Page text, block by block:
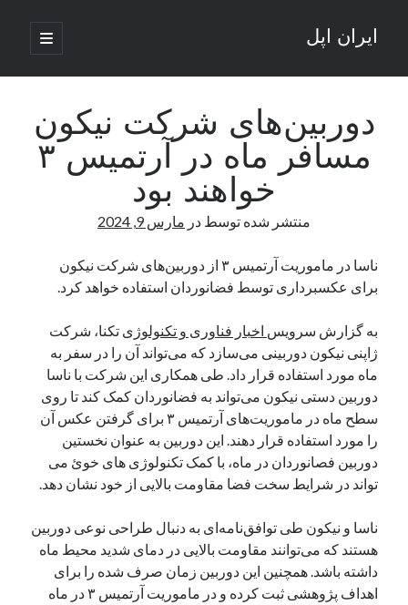
ایران اپل
باز
کردن
اصلی
نوار
نوشته‌های تازه
راه‌های اتصال موبایل و کامپیوتر به یکدیگر: تجربه‌ای یکپارچه و کاربردی
انتقاد کاربران از اتمام زودهنگام بسته‌های اینترنت ایرانسل همزمان با شرایط
ادعای نت‌بلاکس: قطعی اینترنت ایران بیش از 120 ساعت ادامه یافت؛ اتصال
کشور به حدود یک درصد رسید
قطعی اینترنت در ایران از مرز 48 ساعت گذشت!
گوشی HMD Luma با دوربین 50 مگاپیکسل و نمایشگر 120 هرتز رونمایی شد
آخرین دیدگاه‌ها
یک نویسنده دیدگاه وردپرسدرتعمیرات تخصصی فیس آیدی
مارس 2026
فوریه 2026
ژانویه 2026
دسامبر 2025
دوربین‌های شرکت نیکون
مسافر ماه در آرتمیس ۳
خواهند بود
منتشر شده توسط در مارس 9, 2024
ناسا در ماموریت آرتمیس ۳ از دوربین‌های شرکت نیکون
برای عکسبرداری توسط فضانوردان استفاده خواهد کرد.
به گزارش سرویس اخبار فناوری و تکنولوژی تکنا، شرکت
ژاپنی نیکون دوربینی می‌سازد که می‌تواند آن را در سفر به
ماه مورد استفاده قرار داد. طی همکاری این شرکت با ناسا
دوربین دستی نیکون می‌تواند به فضانوردان کمک کند تا روی
سطح ماه در ماموریت‌های آرتمیس ۳ برای گرفتن عکس آن
را مورد استفاده قرار دهند. این دوربین به عنوان نخستین
دوربین فصانوردان در ماه، با کمک تکنولوژی های خوئ می
تواند در شرایط سخت فضا مقاومت بالایی از خود نشان دهد.
ناسا و نیکون طی توافق‌نامه‌ای به دنبال طراحی نوعی دوربین
هستند که می‌توانند مقاومت بالایی در دمای شدید محیط ماه
داشته باشد. همچنین این دوربین زمان صرف شده را برای
اهداف پژوهشی ثبت کرده و در ماموریت آرتمیس ۳ در ماه